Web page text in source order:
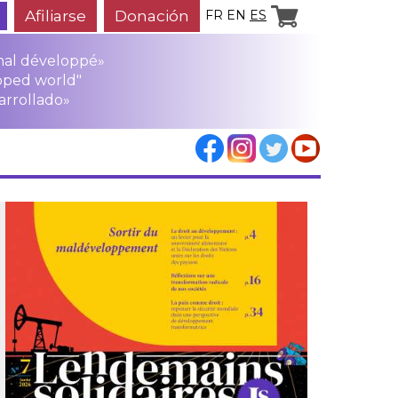
Afiliarse Donación FR EN ES
développé»
world"